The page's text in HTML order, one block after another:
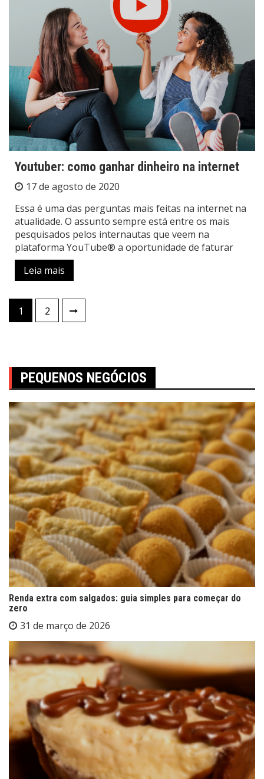
Youtuber: como ganhar dinheiro na internet
17 de agosto de 2020
Essa é uma das perguntas mais feitas na internet na
atualidade. O assunto sempre está entre os mais
pesquisados pelos internautas que veem na
plataforma YouTube® a oportunidade de faturar
Leia mais
1 2
PEQUENOS NEGÓCIOS
Renda extra com salgados: guia simples para começar do
zero
31 de março de 2026